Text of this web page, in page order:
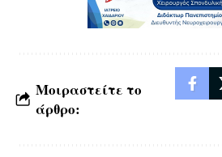
Μοιραστείτε το
άρθρο: